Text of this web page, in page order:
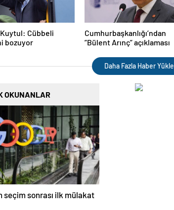
Cübbeli
bozuyor
Cumhurbaşkanlığı’ndan
”Bülent Arınç” açıklaması
Daha Fazla Haber Yükle
OKUNANLAR
seçim sonrası ilk mülakat